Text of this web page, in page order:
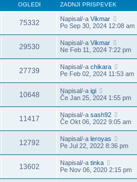
OGLEDI ZADNJI PRISPEVEK
75332 Napisal/-a Vikmar
Po Sep 30, 2024 12:08 am
29530 Napisal/-a Vikmar
Ne Feb 11, 2024 7:22 pm
27739 Napisal/-a chikara
Pe Feb 02, 2024 11:53 am
10648 Napisal/-a igi
Če Jan 25, 2024 1:55 pm
11417 Napisal/-a sash92
Če Okt 06, 2022 9:05 am
12792 Napisal/-a leroyas
Pe Jul 22, 2022 8:36 pm
13602 Napisal/-a tinka
Pe Nov 06, 2020 2:15 pm